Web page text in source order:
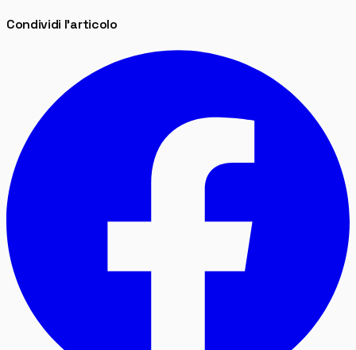
Condividi l'articolo